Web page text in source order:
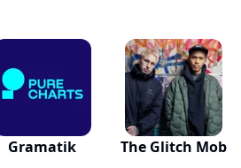
Gramatik The Glitch Mob